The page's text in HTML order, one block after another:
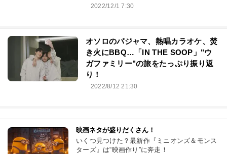
2022/12/1 7:30
オソロのパジャマ、熱唱カラオケ、焚
き火にBBQ…「IN THE SOOP」"ウ
ガファミリー"の旅をたっぷり振り返
り！
2022/8/12 21:30
映画ネタが盛りだくさん！
いくつ見つけた？最新作『ミニオンズ＆モンス
ターズ』は“映画作り”に奔走！